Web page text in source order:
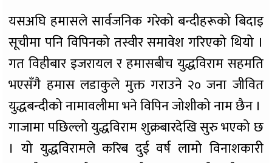
यसअघि हमासले सार्वजनिक गरेको बन्दीहरूको बिदाइ
सूचीमा पनि विपिनको तस्वीर समावेश गरिएको थियो ।
गत विहीबार इजरायल र हमासबीच युद्धविराम सहमति
भएसँगै हमास लडाकुले मुक्त गराउने २० जना जीवित
युद्धबन्दीको नामावलीमा भने विपिन जोशीको नाम छैन ।
गाजामा पछिल्लो युद्धविराम शुक्रबारदेखि सुरु भएको छ
। यो युद्धविरामले करिब दुई वर्ष लामो विनाशकारी